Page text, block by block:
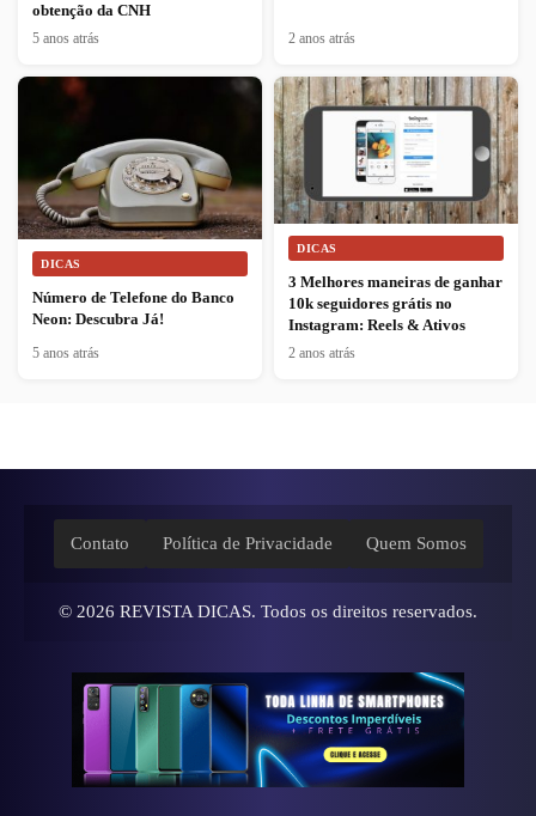
obtenção da CNH
5 anos atrás 2 anos atrás
DICAS
Número de Telefone do Banco
Neon: Descubra Já!
5 anos atrás
DICAS
3 Melhores maneiras de ganhar
10k seguidores grátis no
Instagram: Reels & Ativos
2 anos atrás
Contato Política de Privacidade Quem Somos
© 2026 REVISTA DICAS. Todos os direitos reservados.